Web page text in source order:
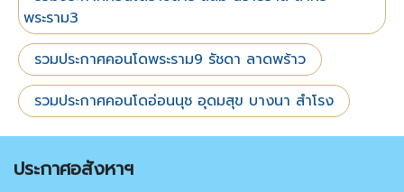
พระราม3
รวมประกาศคอนโดพระราม9 รัชดา ลาดพร้าว
รวมประกาศคอนโดอ่อนนุช อุดมสุข บางนา สำโรง
ประกาศอสังหาฯ